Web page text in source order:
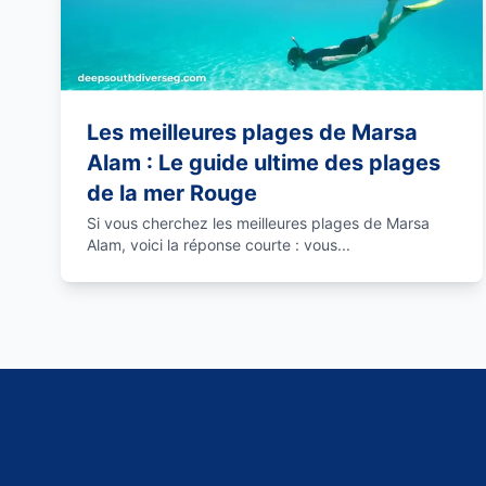
Les meilleures plages de Marsa
Alam : Le guide ultime des plages
de la mer Rouge
Si vous cherchez les meilleures plages de Marsa
Alam, voici la réponse courte : vous...